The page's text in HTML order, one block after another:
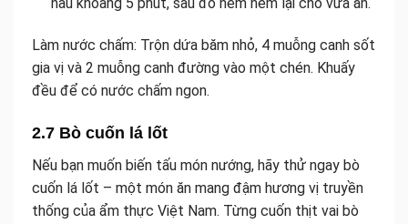
Làm nước chấm: Trộn dứa băm nhỏ, 4 muỗng canh sốt
gia vị và 2 muỗng canh đường vào một chén. Khuấy
đều để có nước chấm ngon.
2.7 Bò cuốn lá lốt
Nếu bạn muốn biến tấu món nướng, hãy thử ngay bò
cuốn lá lốt – một món ăn mang đậm hương vị truyền
thống của ẩm thực Việt Nam. Từng cuốn thịt vai bò